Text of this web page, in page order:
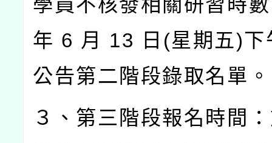
學員不核發相關研習時
年 6 月 13 日 (星期五)下
公告第二階段錄取名單。
３、第三階段報名時間